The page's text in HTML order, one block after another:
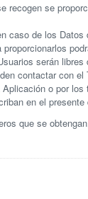
recogen se
caso de los
serán
contactar con el
o por
en el
que se